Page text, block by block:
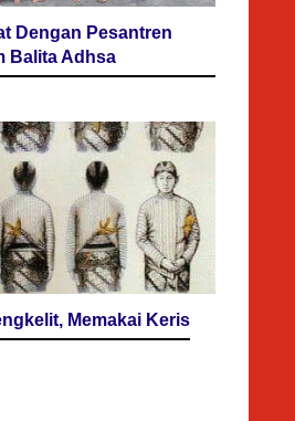
Dengan Pesantren
Balita Adhsa
Memakai Keris